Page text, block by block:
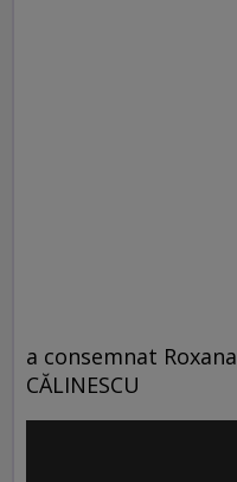
a consemnat Roxana
CĂLINESCU